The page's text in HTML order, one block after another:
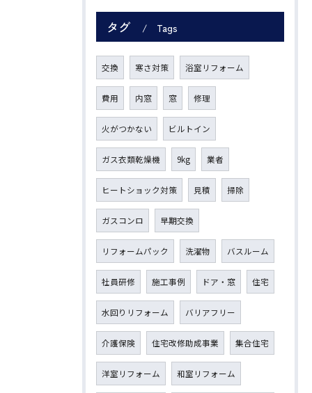
タグ Tags
交換 寒さ対策 浴室リフォーム
費用 内窓 窓 修理
火がつかない ビルトイン
ガス衣類乾燥機 9kg 業者
ヒートショック対策 見積 掃除
ガスコンロ 早期交換
リフォームパック 洗濯物 バスルーム
社員研修 施工事例 ドア・窓 住宅
水回りリフォーム バリアフリー
介護保険 住宅改修助成事業 集合住宅
洋室リフォーム 和室リフォーム